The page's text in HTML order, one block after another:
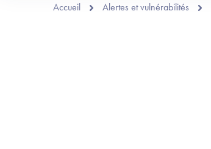
Accueil Alertes et vulnérabilités